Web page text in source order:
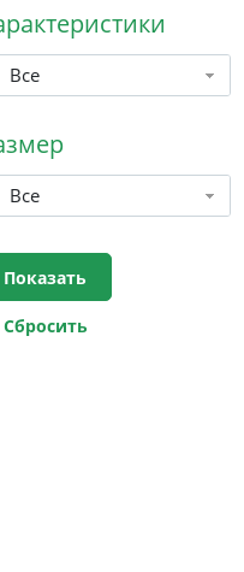
Все
Все